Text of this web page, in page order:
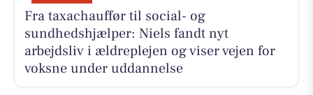
Fra taxachauffør til social- og
sundhedshjælper: Niels fandt nyt
arbejdsliv i ældreplejen og viser vejen for
voksne under uddannelse